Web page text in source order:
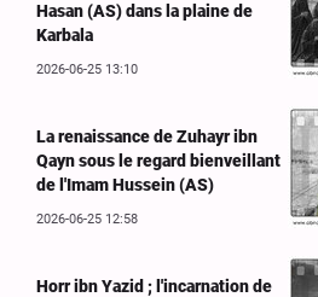
Hasan (AS) dans la plaine de
Karbala
2026-06-25 13:10
La renaissance de Zuhayr ibn
Qayn sous le regard bienveillant
de l'Imam Hussein (AS)
2026-06-25 12:58
Horr ibn Yazid ; l'incarnation de